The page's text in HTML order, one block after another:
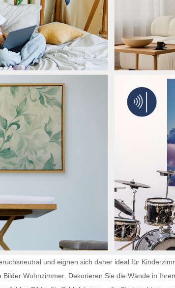
und eignen sich daher ideal für
Bilder Wohnzimmer . Dekorieren Sie die Wände in